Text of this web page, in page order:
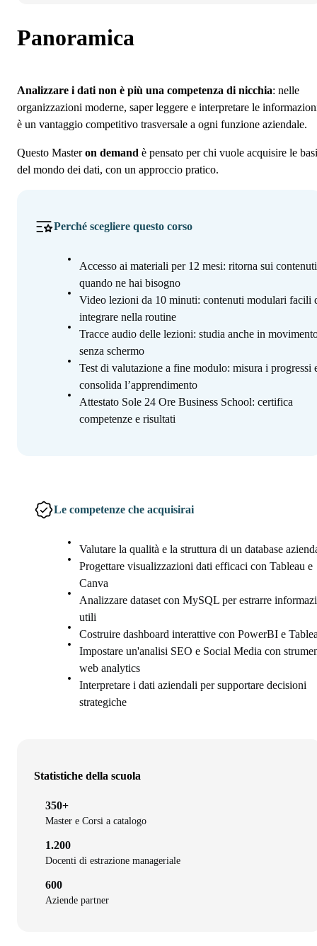
Programma
Iscrizione
Panoramica
Analizzare i dati non è più una competenza di nicchia: nelle
organizzazioni moderne, saper leggere e interpretare le
è un vantaggio competitivo trasversale a ogni funzione aziendale.
Questo Masteron demand è pensato per chi vuole acquisire le basi
del mondo dei dati, con un approccio pratico.
Perché scegliere questo corso
Accesso ai materiali per 12 mesi: ritorna sui contenuti
quando ne hai bisogno
Video lezioni da 10 minuti: contenuti modulari facili
integrare nella routine
Tracce audio delle lezioni: studia anche in
senza schermo
Test di valutazione a fine modulo: misura i progressi
consolida l’apprendimento
Attestato Sole 24 Ore Business School: certifica
competenze e risultati
Le competenze che acquisirai
Valutare la qualità e la struttura di un database
Progettare visualizzazioni dati efficaci con Tableau e
Canva
Analizzare dataset con MySQL per estrarre
utili
Costruire dashboard interattive con PowerBI e
Impostare un'analisi SEO e Social Media con
web analytics
Interpretare i dati aziendali per supportare decisioni
strategiche
Statistiche della scuola
350+
Master e Corsi a catalogo
1.200
Docenti di estrazione manageriale
600
Aziende partner